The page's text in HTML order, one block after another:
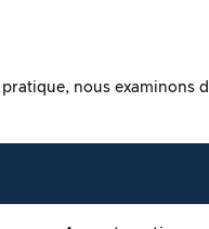
pratique, nous